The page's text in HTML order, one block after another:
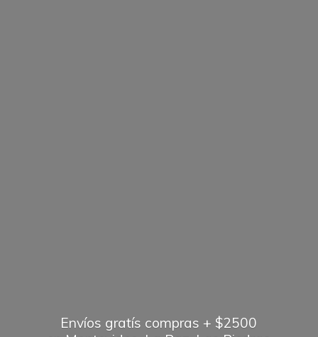
Envíos gratís compras + $2500